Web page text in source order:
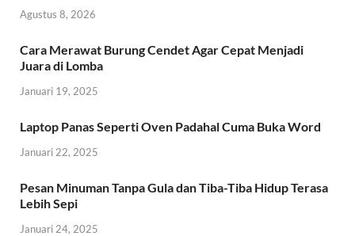
Agustus 8, 2026
Cara Merawat Burung Cendet Agar Cepat Menjadi
Juara di Lomba
Januari 19, 2025
Laptop Panas Seperti Oven Padahal Cuma Buka Word
Januari 22, 2025
Pesan Minuman Tanpa Gula dan Tiba-Tiba Hidup Terasa
Lebih Sepi
Januari 24, 2025